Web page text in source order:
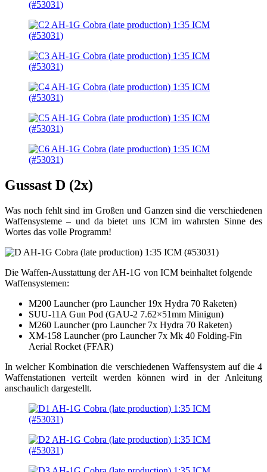
Gussast D (2x)
Was noch fehlt sind im Großen und Ganzen sind die verschiedenen
Waffensysteme – und da bietet uns ICM im wahrsten Sinne des
Wortes das volle Programm!
Die Waffen-Ausstattung der AH-1G von ICM beinhaltet folgende
Waffensystemen:
M200 Launcher (pro Launcher 19x Hydra 70 Raketen)
SUU-11A Gun Pod (GAU-2 7.62×51mm Minigun)
M260 Launcher (pro Launcher 7x Hydra 70 Raketen)
XM-158 Launcher (pro Launcher 7x Mk 40 Folding-Fin
Aerial Rocket (FFAR)
In welcher Kombination die verschiedenen Waffensystem auf die 4
Waffenstationen verteilt werden können wird in der Anleitung
anschaulich dargestellt.